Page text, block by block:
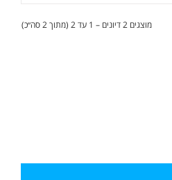
מוצגים 2 דיונים – 1 עד 2 (מתוך 2 סה״כ)